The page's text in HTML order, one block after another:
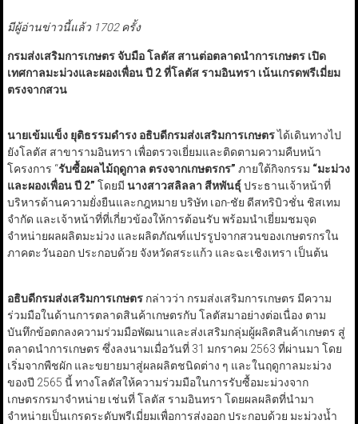
มีผู้อ่านข่าวนี้แล้ว 1702 ครั้ง
กรมส่งเสริมการเกษตร จับมือ โลตัส สานต่อตลาดนำการเกษตร เปิด
เทศกาลมะม่วงและผองเพื่อน ปี 2 ที่โลตัส รามอินทรา เน้นเกรดพรีเมี่ยม
ตรงจากสวน
นายเข้มแข็ง ยุติธรรมดำรง อธิบดีกรมส่งเสริมการเกษตรได้เดินทางไป
ยังโลตัส สาขารามอินทรา เพื่อตรวจเยี่ยมและติดตามความคืบหน้า
โครงการ “รับซื้อผลไม้ฤดูกาล ตรงจากเกษตรกร” ภายใต้กิจกรรม “มะม่วง
และผองเพื่อน ปี 2” โดยมี นางสาวสลิลลา สีหพันธุ์ ประธานเจ้าหน้าที่
บริหารด้านความยั่งยืนและกฎหมาย บริษัท เอก-ชัย ดีสทริบิวชั่น ชิสเทม
จำกัด และเจ้าหน้าที่ที่เกี่ยวข้องให้การต้อนรับ พร้อมนำเยี่ยมชมจุด
จำหน่ายผลผลิตมะม่วง และผลิตภัณฑ์แปรรูปจากสวนของเกษตรกรใน
ภาคตะวันออก ประกอบด้วย จังหวัดสระแก้ว และฉะเชิงเทรา เป็นต้น
อธิบดีกรมส่งเสริมการเกษตรกล่าวว่า กรมส่งเสริมการเกษตร มีความ
ร่วมมือในด้านการตลาดสินค้าเกษตรกับ โลตัสมาอย่างต่อเนื่อง ตาม
บันทึกข้อตกลงความร่วมมือพัฒนาและส่งเสริมกลุ่มผู้ผลิตสินค้าเกษตร สู่
ตลาดนำการเกษตร ซึ่งลงนามเมื่อวันที่ 31 มกราคม 2563 ที่ผ่านมา โดย
เริ่มจากพืชผัก และขยายมาสู่ผลผลิตชนิดต่าง ๆ และในฤดูกาลมะม่วง
ของปี 2565 นี้ ทางโลตัสให้ความร่วมมือในการรับซื้อมะม่วงจาก
เกษตรกรมาจำหน่าย เช่นที่ โลตัส รามอินทรา โดยผลผลิตที่นำมา
จำหน่ายเป็นเกรดระดับพรีเมี่ยมเพื่อการส่งออก ประกอบด้วย มะม่วงน้ำ